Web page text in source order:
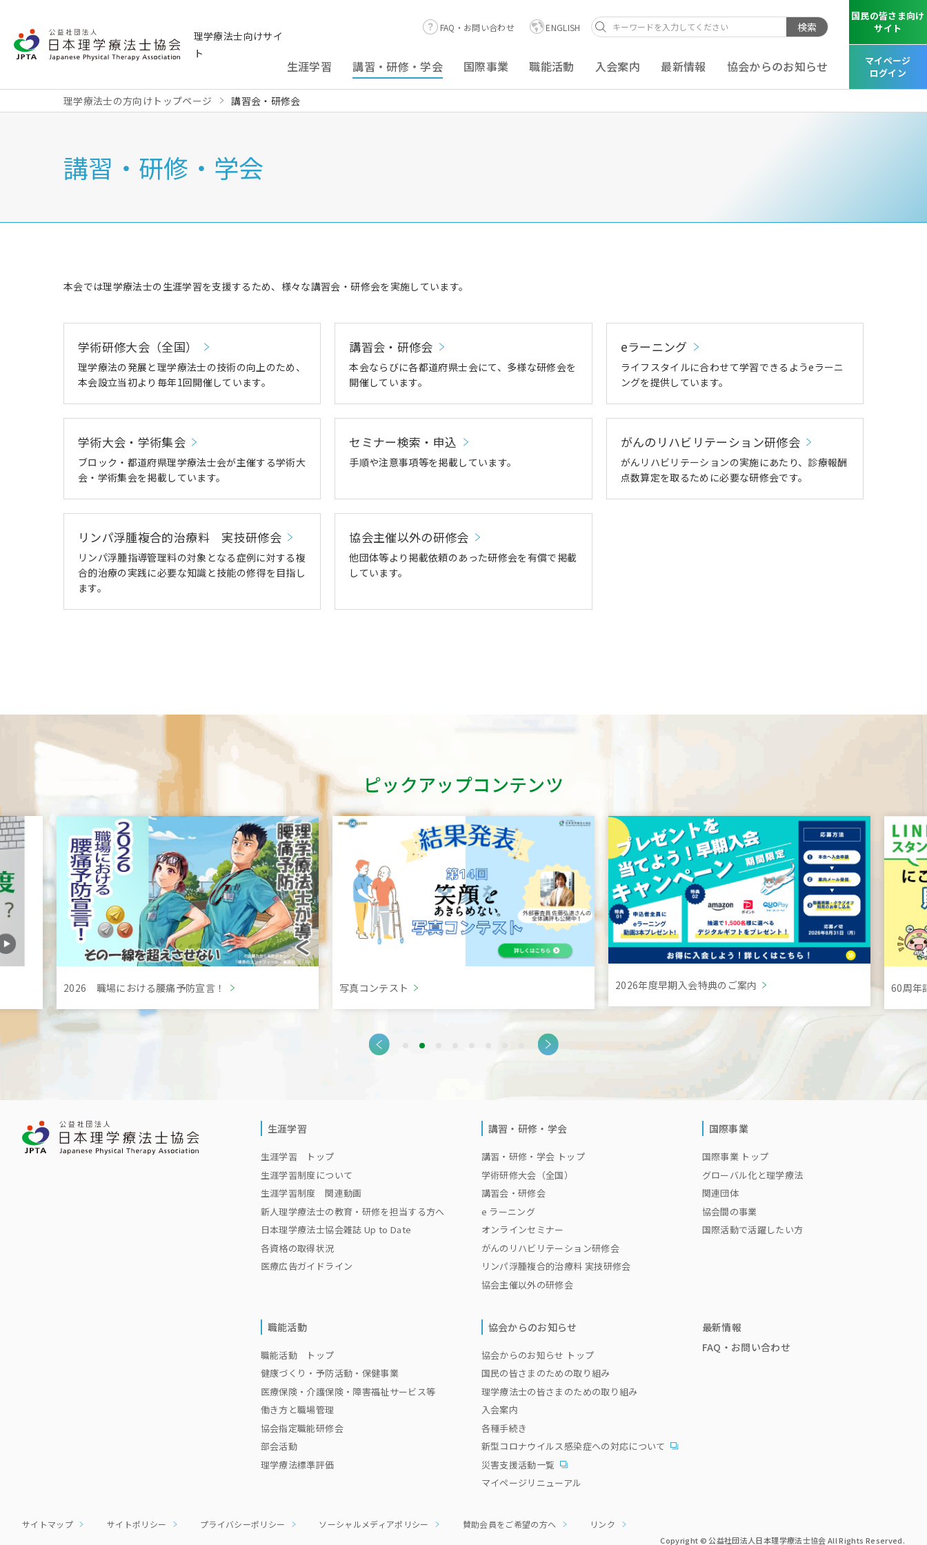
理学療法士向けサイ
ト
生涯学習 講習・研修・学会 国際事業 職能活動 入会案内 最新情報 協会からのお知らせ
FAQ・お問い合わせ ENGLISH 検索
国民の皆さま向け
サイト
マイページ
ログイン
理学療法士の方向けトップページ 講習会・研修会
講習・研修・学会
本会では理学療法士の生涯学習を支援するため、様々な講習会・研修会を実施しています。
学術研修大会（全国）
理学療法の発展と理学療法士の技術の向上のため、
本会設立当初より毎年1回開催しています。
講習会・研修会
本会ならびに各都道府県士会にて、多様な研修会を
開催しています。
eラーニング
ライフスタイルに合わせて学習できるようeラーニ
ングを提供しています。
学術大会・学術集会
ブロック・都道府県理学療法士会が主催する学術大
会・学術集会を掲載しています。
セミナー検索・申込
手順や注意事項等を掲載しています。
がんのリハビリテーション研修会
がんリハビリテーションの実施にあたり、診療報酬
点数算定を取るために必要な研修会です。
リンパ浮腫複合的治療料 実技研修会
リンパ浮腫指導管理料の対象となる症例に対する複
合的治療の実践に必要な知識と技能の修得を目指し
ます。
協会主催以外の研修会
他団体等より掲載依頼のあった研修会を有償で掲載
しています。
ピックアップコンテンツ
2026 職場における腰痛予防宣言！ 写真コンテスト 2026年度早期入会特典のご案内 60周年
生涯学習
生涯学習 トップ
生涯学習制度について
生涯学習制度 関連動画
新人理学療法士の教育・研修を担当する方へ
日本理学療法士協会雑誌 Up to Date
各資格の取得状況
医療広告ガイドライン
講習・研修・学会
講習・研修・学会 トップ
学術研修大会（全国）
講習会・研修会
e ラーニング
オンラインセミナー
がんのリハビリテーション研修会
リンパ浮腫複合的治療料 実技研修会
協会主催以外の研修会
国際事業
国際事業 トップ
グローバル化と理学療法
関連団体
協会間の事業
国際活動で活躍したい方
職能活動
職能活動 トップ
健康づくり・予防活動・保健事業
医療保険・介護保険・障害福祉サービス等
働き方と職場管理
協会指定職能研修会
部会活動
理学療法標準評価
協会からのお知らせ
協会からのお知らせ トップ
国民の皆さまのための取り組み
理学療法士の皆さまのための取り組み
入会案内
各種手続き
新型コロナウイルス感染症への対応について
災害支援活動一覧
マイページリニューアル
最新情報
FAQ・お問い合わせ
サイトマップ サイトポリシー プライバシーポリシー ソーシャルメディアポリシー 賛助会員をご希望の方へ リンク
Copyright © 公益社団法人日本理学療法士協会 All Rights Reserved.